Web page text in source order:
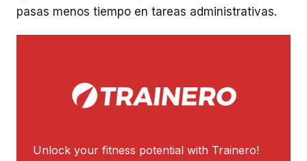
pasas menos tiempo en tareas administrativas.
Unlock your fitness potential with Trainero!